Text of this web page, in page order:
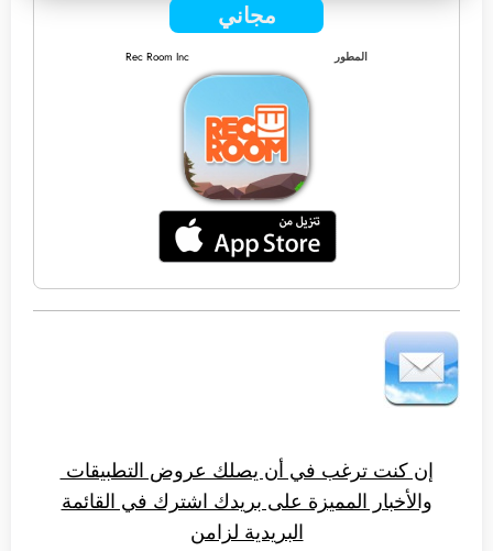
مجاني
المطور Rec Room Inc
إن كنت ترغب في أن يصلك عروض التطبيقات
والأخبار المميزة على بريدك اشترك في القائمة
البريدية لزامن